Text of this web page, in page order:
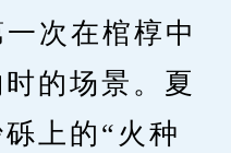
次在棺椁中
的场景。夏
上的“火种